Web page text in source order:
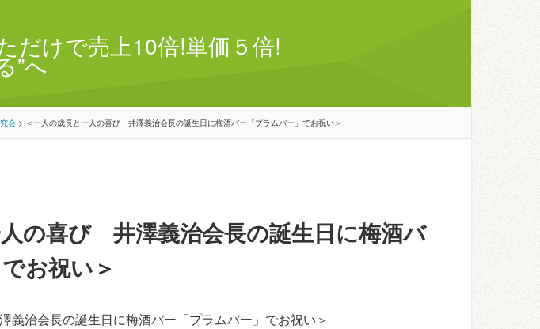
だけで売上10倍!単価５倍!
”へ
会 > ＜一人の成長と一人の喜び 井澤義治会長の誕生日に梅酒バー「プラムバー」でお祝い＞
の喜び 井澤義治会長の誕生日に梅酒バ
お祝い＞
治会長の誕生日に梅酒バー「プラムバー」でお祝い＞